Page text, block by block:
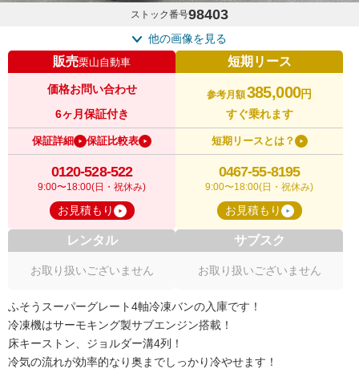
ストック番号98403
他の画像を見る
販売栗山自動車
価格お問い合わせ
6ヶ月保証付き
保証詳細 保証比較表
0120-528-522
9:00〜18:00(日・祝休み)
お見積もり
短期リース
参考月額385,000円
すぐ乗れます
短期リースとは？
0467-55-8195
9:00〜18:00(日・祝休み)
お見積もり
レンタル
お取り扱いございません
サブスク
お取り扱いございません
ふそうスーパーグレート4軸冷凍バンの入庫です！
冷凍機はサーモキング製サブエンジン搭載！
床キーストン、ジョルダー溝4列！
冷気の流れが効率的なり奥までしっかり冷やせます！